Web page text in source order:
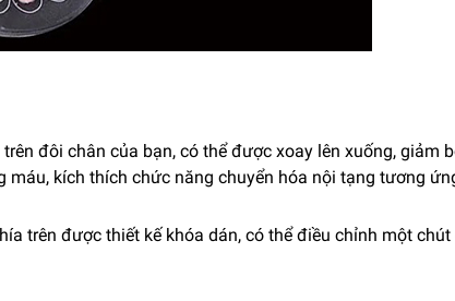
đôi chân của bạn, có thể được xoay lên xuống, giảm
kích thích chức năng chuyển hóa nội tạng tương
trên được thiết kế khóa dán, có thể điều chỉnh một